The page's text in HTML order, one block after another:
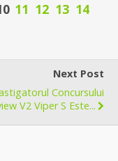
11 12 13 14
Next Post
Concursului
V2 Viper S Este...